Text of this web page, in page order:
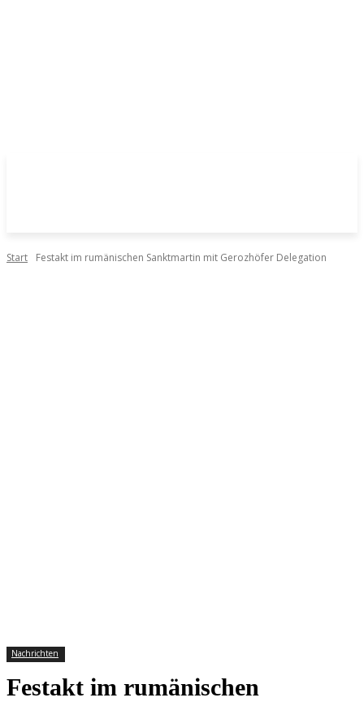
Start Festakt im rumänischen Sanktmartin mit Gerozhöfer Delegation
Nachrichten
Festakt im rumänischen